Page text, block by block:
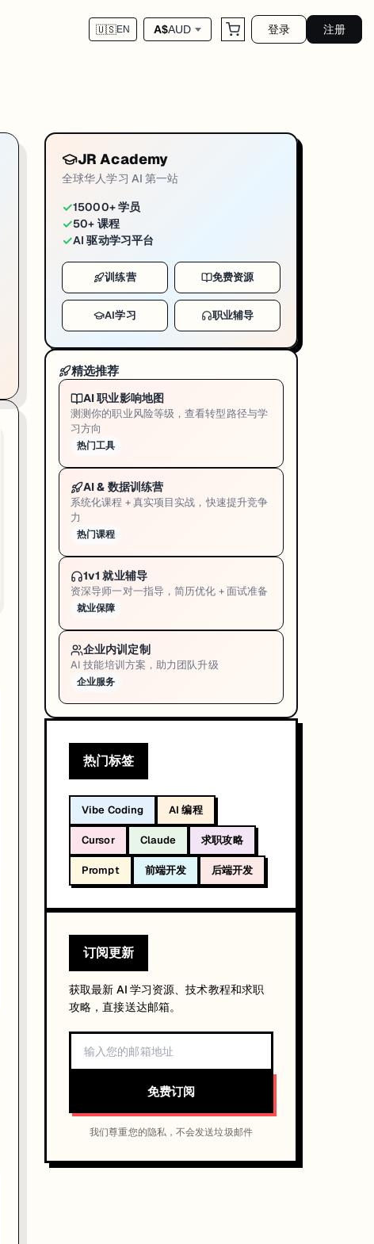
🇺🇸EN A$AUD 登录 注册
JR Academy
全球华人学习 AI 第一站
✓15000+ 学员
✓50+ 课程
✓AI 驱动学习平台
训练营 免费资源
AI学习 职业辅导
精选推荐
AI 职业影响地图
测测你的职业风险等级，查看转型路径与学
习方向
热门工具
AI & 数据训练营
系统化课程 + 真实项目实战，快速提升竞争
力
热门课程
1v1 就业辅导
资深导师一对一指导，简历优化 + 面试准备
就业保障
企业内训定制
AI 技能培训方案，助力团队升级
企业服务
热门标签
Vibe Coding AI 编程
Cursor Claude 求职攻略
Prompt 前端开发 后端开发
订阅更新
获取最新 AI 学习资源、技术教程和求职
攻略，直接送达邮箱。
免费订阅
我们尊重您的隐私，不会发送垃圾邮件